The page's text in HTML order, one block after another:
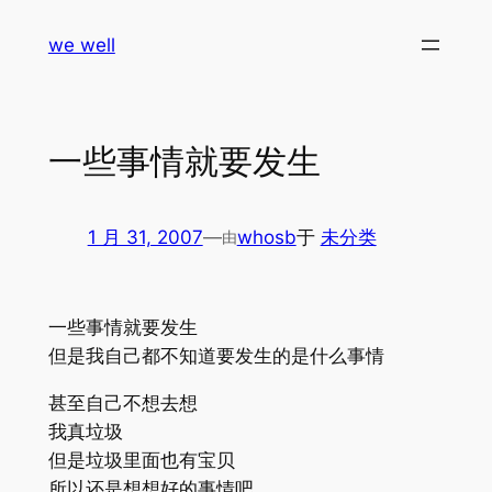
we well
一些事情就要发生
1 月 31, 2007—由whosb于 未分类
一些事情就要发生
但是我自己都不知道要发生的是什么事情
甚至自己不想去想
我真垃圾
但是垃圾里面也有宝贝